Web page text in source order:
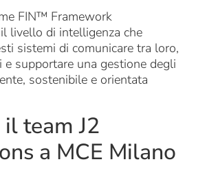
FIN™ Framework
livello di intelligenza che
sistemi di comunicare tra loro,
e supportare una gestione degli
sostenibile e orientata
team J2
a MCE Milano